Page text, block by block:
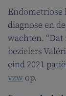
Endometriose
diagnose en
wachten. “Dat
bezielers
eind 2021
vzw op.